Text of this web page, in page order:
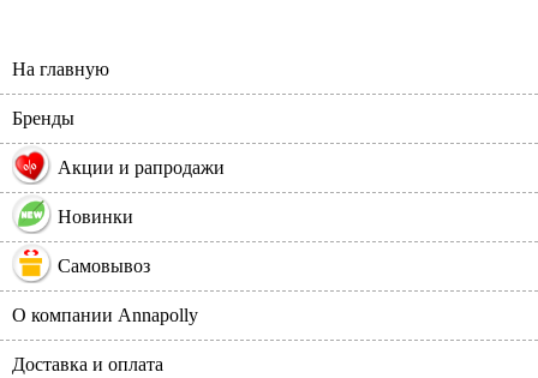
На главную
Бренды
% Акции и рапродажи
Новинки
Самовывоз
О компании Annapolly
Доставка и оплата